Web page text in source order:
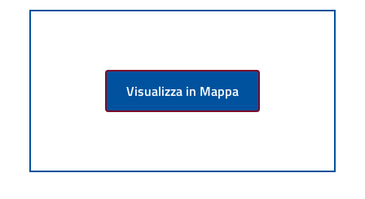
Visualizza in Mappa